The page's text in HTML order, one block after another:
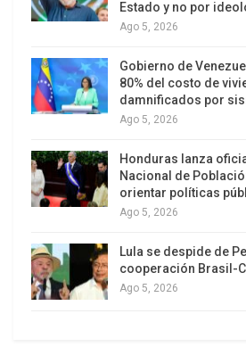
por Flavio Bolsonaro, quien
“quedarse fuera de las
La hostilidad estalló por
a candidatos a gobernador y
nororiental estado de Ceará.
apoyo del PL a políticos que en
enemigos de Bolsonaro. “No
pragmatismo político
Estado y no por
Ago 5, 2026
Gobierno de
80% del costo de
damnificados por
Ago 5, 2026
Honduras lanza
Nacional de
orientar políticas
Ago 5, 2026
Lula se despide de
cooperación Brasil-
Ago 5, 2026